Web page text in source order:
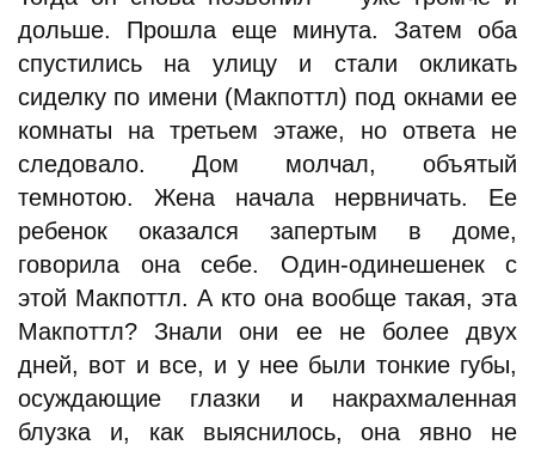
дольше. Прошла еще минута. Затем оба
спустились на улицу и стали окликать
сиделку по имени (Макпоттл) под окнами ее
комнаты на третьем этаже, но ответа не
следовало. Дом молчал, объятый
темнотою. Жена начала нервничать. Ее
ребенок оказался запертым в доме,
говорила она себе. Один-одинешенек с
этой Макпоттл. А кто она вообще такая, эта
Макпоттл? Знали они ее не более двух
дней, вот и все, и у нее были тонкие губы,
осуждающие глазки и накрахмаленная
блузка и, как выяснилось, она явно не